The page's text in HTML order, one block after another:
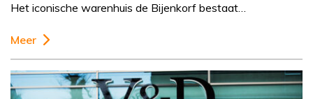
Het iconische warenhuis de Bijenkorf bestaat…
Meer